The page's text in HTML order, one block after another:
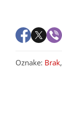
Oznake: Brak,